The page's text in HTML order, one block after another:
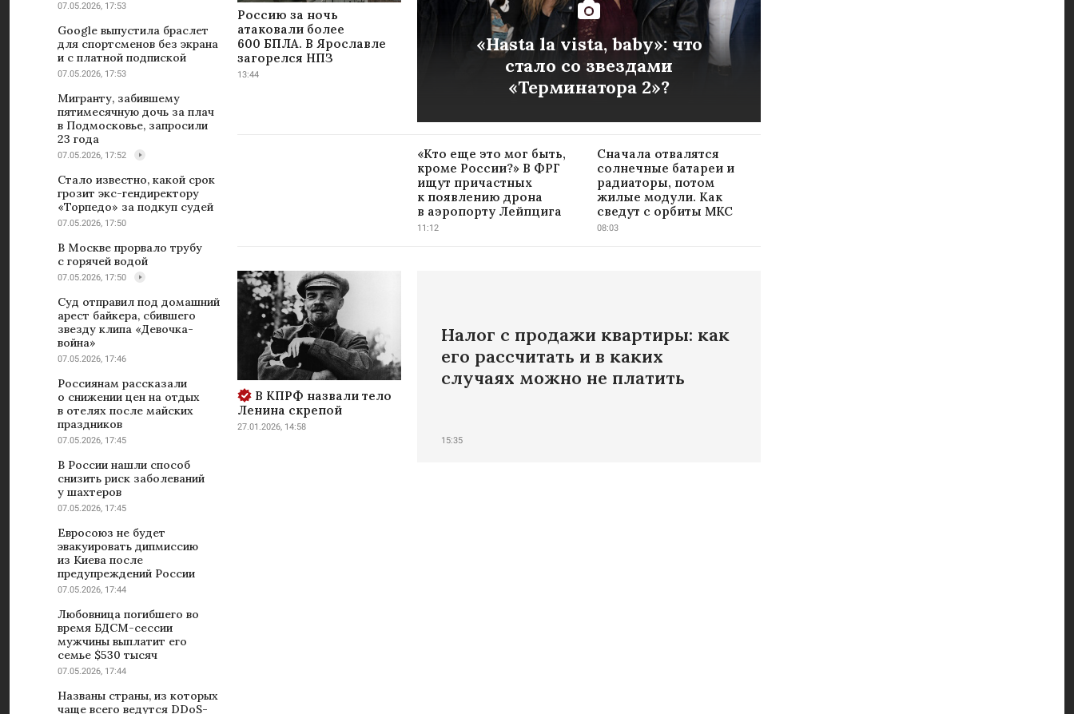
07.05.2026, 17:53
Google выпустила браслет
для спортсменов без экрана
и с платной подпиской
07.05.2026, 17:53
Мигранту, забившему
пятимесячную дочь за плач
в Подмосковье, запросили
23 года
07.05.2026, 17:52
Стало известно, какой срок
грозит экс-гендиректору
«Торпедо» за подкуп судей
07.05.2026, 17:50
В Москве прорвало трубу
с горячей водой
07.05.2026, 17:50
Суд отправил под домашний
арест байкера, сбившего
звезду клипа «Девочка-
война»
07.05.2026, 17:46
Россиянам рассказали
о снижении цен на отдых
в отелях после майских
праздников
07.05.2026, 17:45
В России нашли способ
снизить риск заболеваний
у шахтеров
07.05.2026, 17:45
Евросоюз не будет
эвакуировать дипмиссию
из Киева после
предупреждений России
07.05.2026, 17:44
Любовница погибшего во
время БДСМ-сессии
мужчины выплатит его
семье $530 тысяч
07.05.2026, 17:44
Названы страны, из которых
чаще всего ведутся DDoS-
Россию за ночь
атаковали более
600 БПЛА. В Ярославле
загорелся НПЗ
13:44
«Hasta la vista, baby»: что
стало со звездами
«Терминатора 2»?
«Кто еще это мог быть,
кроме России?» В ФРГ
ищут причастных
к появлению дрона
в аэропорту Лейпцига
11:12
Сначала отвалятся
солнечные батареи и
радиаторы, потом
жилые модули. Как
сведут с орбиты МКС
08:03
В КПРФ назвали тело
Ленина скрепой
27.01.2026, 14:58
Налог с продажи квартиры: как
его рассчитать и в каких
случаях можно не платить
15:35